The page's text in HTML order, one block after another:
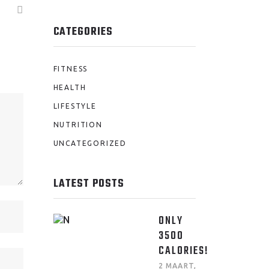
CATEGORIES
FITNESS
HEALTH
LIFESTYLE
NUTRITION
UNCATEGORIZED
LATEST POSTS
ONLY
3500
CALORIES!
2 MAART,